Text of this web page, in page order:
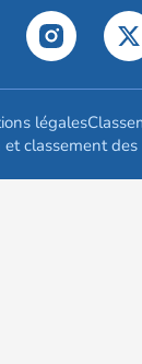
légales
et classement des